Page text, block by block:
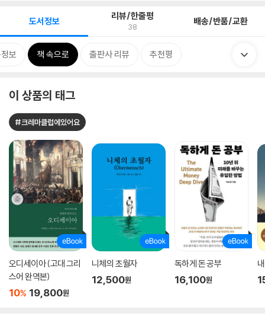
도서정보 리뷰/한줄평
38 배송/반품/교환
보 책 속으로 출판사 리뷰 추천평
이 상품의 태그
#크레마클럽에있어요
오디세이아 (고대 그리
스어 완역본)
10% 19,800원
니체의 초월자
12,500원
독하게 돈 공부
16,100원